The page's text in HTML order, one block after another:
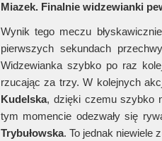
Miazek. Finalnie widzewianki
Wynik tego meczu
pierwszych sekundach
Widzewianka szybko po raz
rzucając za trzy. W kolejnych
Kudelska, dzięki czemu szybko
tym momencie odezwały się
Trybułowska. To jednak niewiele